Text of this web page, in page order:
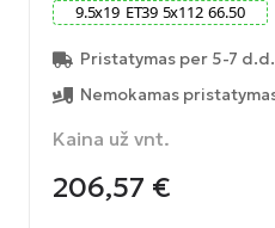
9.5x19 ET39 5x112 66.50
Pristatymas per 5-7 d.d.
Nemokamas
Kaina už vnt.
206,57 €